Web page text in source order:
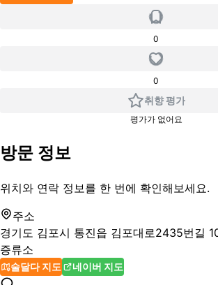
0
0
취향 평가
평가가 없어요
방문 정보
위치와 연락 정보를 한 번에 확인해보세요.
주소
경기도 김포시 통진읍 김포대로2435번길
증류소
술달다 지도 네이버 지도